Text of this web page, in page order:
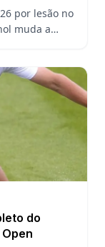
por lesão no
muda a
do